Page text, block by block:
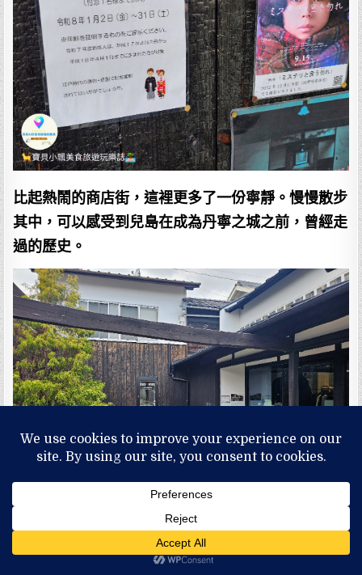
比起熱鬧的商店街，這裡更多了一份寧靜。慢慢散步
其中，可以感受到兒島在成為丹寧之城之前，曾經走
過的歷史。
後，步行約幾分鐘，就能抵達